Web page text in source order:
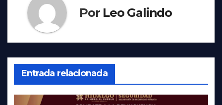
Por Leo Galindo
Entrada relacionada